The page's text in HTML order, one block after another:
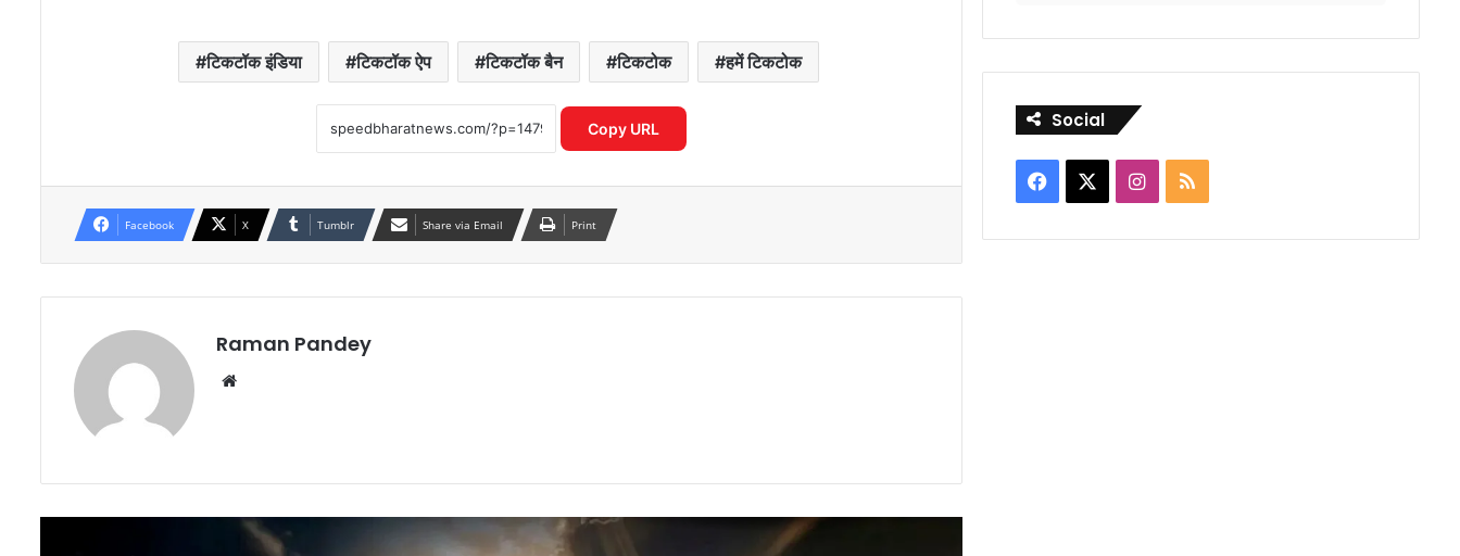
टिकटॉक इंडिया टिकटॉक ऐप टिकटॉक बैन टिकटोक हमें टिकटोक
Copy URL
Facebook X Tumblr Share via Email Print
Raman Pandey
गलत UPI ट्रांजेक्शन हो गया? घबराएं नहीं, इन 4
रियल टाइम एक्शन से बचाए गए हजारों करोड़
टाइम पर जताई गंभीर चिंता
Social
Facebook Instagram
RSS